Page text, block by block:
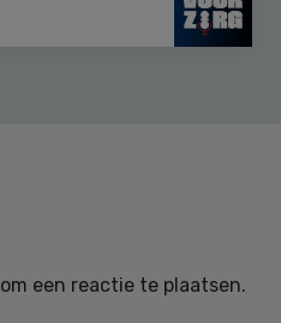
om een reactie te plaatsen.